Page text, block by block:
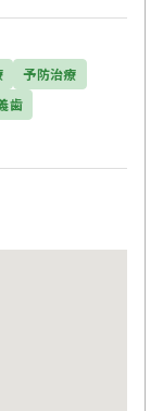
予防治療
歯